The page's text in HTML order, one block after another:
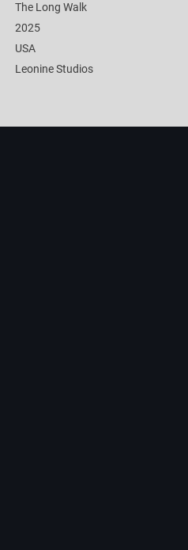
The Long Walk
2025
USA
Leonine Studios